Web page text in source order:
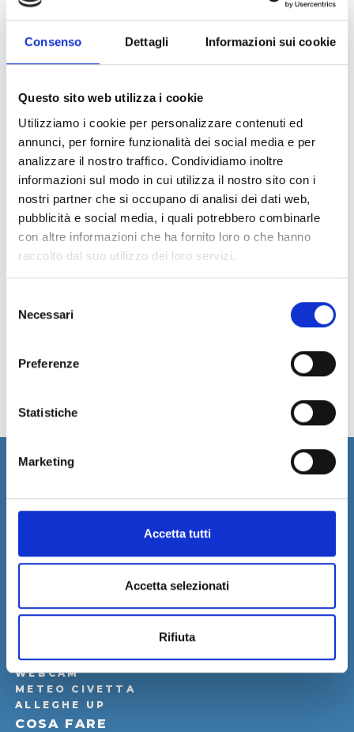
Consenso Dettagli Informazioni sui cookie
Questo sito web utilizza i cookie
Utilizziamo i cookie per personalizzare contenuti ed
annunci, per fornire funzionalità dei social media e per
analizzare il nostro traffico. Condividiamo inoltre
informazioni sul modo in cui utilizza il nostro sito con i
nostri partner che si occupano di analisi dei dati web,
pubblicità e social media, i quali potrebbero combinarle
con altre informazioni che ha fornito loro o che hanno
raccolto dal suo utilizzo dei loro servizi.
delNecessari
Preferenze
Statistiche
Marketing
Accetta tutti
Accetta selezionati
Rifiuta
Info & Prenotazioni:
+39 348 7350443
Contatta via email
Vai al sito web
supervisione costante degli istruttorida
estivi è aperto tutti i giorni dalle 10 alle
18.30.
APERTO DAL 18 GIUGNO 2022
Estate
ALLEGHE E I SUOI LAGHI
WEBCAM
METEO CIVETTA
Inverno
INVERNO AD ALLEGHE
WEBCAM
METEO CIVETTA
ALLEGHE UP
COSA FARE